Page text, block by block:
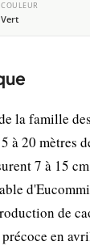
COULEUR
Vert
la famille
20 mètres
7 à 15
de
en